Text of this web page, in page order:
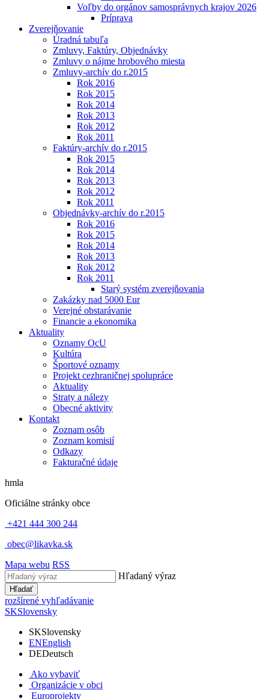
Voľby do orgánov samosprávnych krajov 2026
Príprava
Zverejňovanie
Úradná tabuľa
Zmluvy, Faktúry, Objednávky
Zmluvy o nájme hrobového miesta
Zmluvy-archív do r.2015
Rok 2016
Rok 2015
Rok 2014
Rok 2013
Rok 2012
Rok 2011
Faktúry-archív do r.2015
Rok 2015
Rok 2014
Rok 2013
Rok 2012
Rok 2011
Objednávky-archív do r.2015
Rok 2016
Rok 2015
Rok 2014
Rok 2013
Rok 2012
Rok 2011
Starý systém zverejňovania
Zakázky nad 5000 Eur
Verejné obstarávanie
Financie a ekonomika
Aktuality
Oznamy OcU
Kultúra
Športové oznamy
Projekt cezhraničnej spolupráce
Aktuality
Straty a nálezy
Obecné aktivity
Kontakt
Zoznam osôb
Zoznam komisií
Odkazy
Fakturačné údaje
hmla
Oficiálne stránky obce
+421 444 300 244
obec@likavka.sk
Mapa webu RSS
Hľadaný výraz
Hľadať
rozšírené vyhľadávanie
SKSlovensky
SKSlovensky
ENEnglish
DEDeutsch
Ako vybaviť
Organizácie v obci
Europrojekty